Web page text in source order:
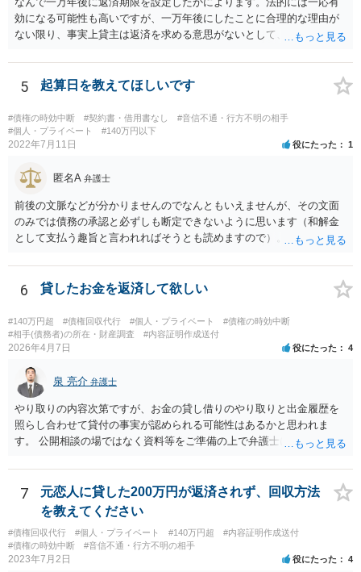
効になる可能性も高いですが、一万年後にしたことに合理的な理由が
ない限り、事実上貸主は返済を求める意思がないとして、消費貸借契
に悪用される可能性もあるので。
5 起算日を教えてほしいです
#債権の時効中断 #契約書・借用書なし
#音信不通・行方不明の相手
#個人・プライベート
#140万円以下
2022年7月11日 役にたった 1
匿名A 弁護士
前後の文脈などが分かりませんのでなんともいえませんが、その文面
のみでは債務の承認と必ずしも断定できないように思います（和解金
として支払う趣旨と言われればそうとも読めますので）。 個別具体的
いところがございますので、これまでの電話内容やメールの文面、訴
訟の経過に関する記録等を持って近隣の弁護士にご相談された方がよ
6 貸したお金を返済して欲しい
#140万円超 #債権回収代行 #個人・プライベート
#債権の時効中断
#相手(債務者)の所在・財産調査
#内容証明作成送付
2026年4月7日 役にたった 4
泉 亮介 弁護士
やり取りの内容次第ですが、お金の貸し借りのやり取りと出金履歴を
照らし合わせて貸付の事実が認められる可能性はあるかと思われま
す。 公開相談の場ではなく資料等をご準備の上で弁護士に個別相談さ
7
元恋人に貸した200万円が返済されず、回収方法
を教えてください
#債権回収代行 #個人・プライベート #140万円超
#内容証明作成送付
#債権の時効中断
#音信不通・行方不明の相手
2023年7月2日 役にたった 4